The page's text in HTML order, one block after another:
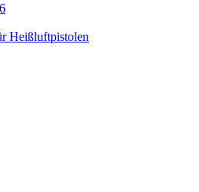
Heißluftpistolen